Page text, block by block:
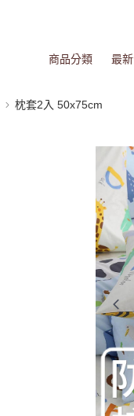
商品分類 最
枕套2入 50x75cm